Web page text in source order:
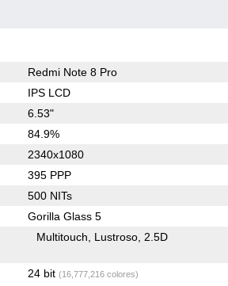
Redmi Note 8 Pro
IPS LCD
6.53"
84.9%
2340x1080
395 PPP
500 NITs
Gorilla Glass 5
Multitouch Lustroso 2.5D
24 bit (16,777,216 colores)